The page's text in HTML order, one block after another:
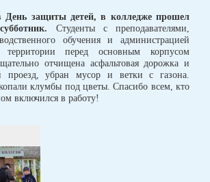
защиты детей, в колледже прошел
Студенты с преподавателями,
обучения и администрацией
территории перед основным корпусом
отчищена асфальтовая дорожка и
проезд, убран мусор и ветки с газона.
клумбы под цветы. Спасибо всем, кто
включился в работу!